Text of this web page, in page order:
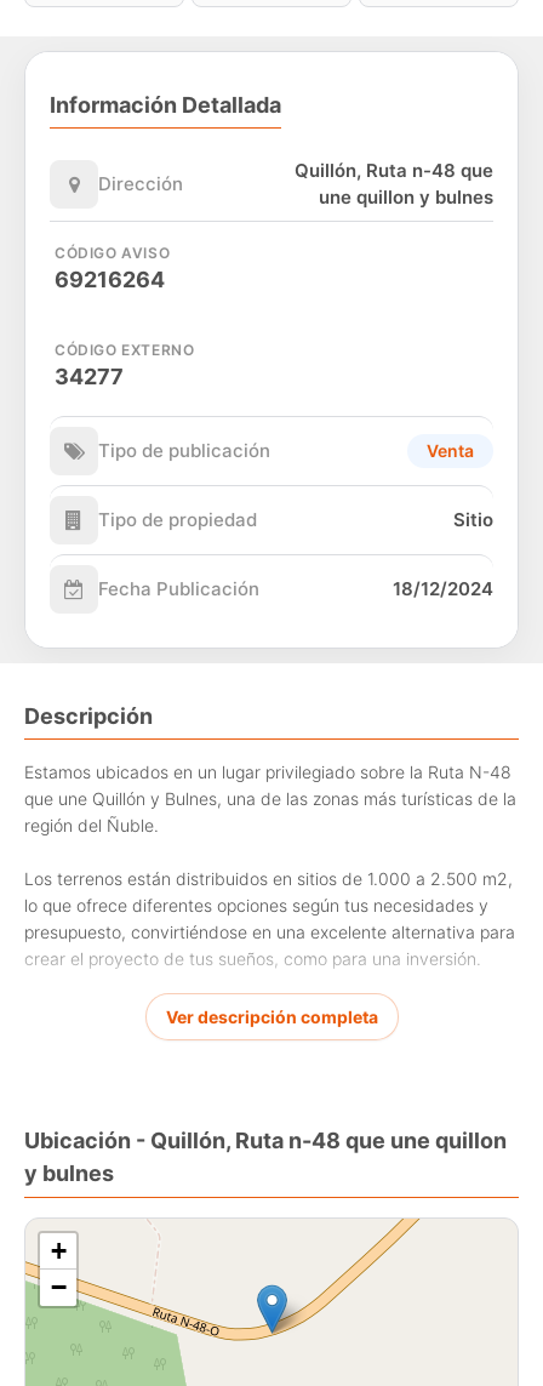
Información Detallada
Dirección
Quillón, Ruta n-48 que
une quillon y bulnes
CÓDIGO AVISO
69216264
CÓDIGO EXTERNO
34277
Tipo de publicación Venta
Tipo de propiedad Sitio
Fecha Publicación 18/12/2024
Descripción
Estamos ubicados en un lugar privilegiado sobre la Ruta N-48
que une Quillón y Bulnes, una de las zonas más turísticas de la
región del Ñuble.
Los terrenos están distribuidos en sitios de 1.000 a 2.500 m2,
lo que ofrece diferentes opciones según tus necesidades y
presupuesto, convirtiéndose en una excelente alternativa para
crear el proyecto de tus sueños, como para una inversión.
Fecha de entrega, segundo semestre del 2026.
contará con un área deportiva y un hermoso Club House para
disfrutar en familia.
Ver descripción completa
Ubicación - Quillón, Ruta n-48 que une quillon
y bulnes
+
−